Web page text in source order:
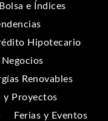
Bolsa e Índices
Hipotecario
Renovables
y Proyectos
Ferias y Eventos